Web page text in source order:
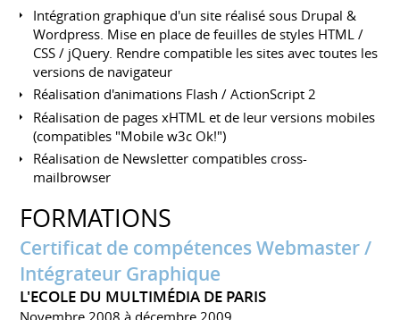
Intégration graphique d'un site réalisé sous Drupal &
Wordpress. Mise en place de feuilles de styles HTML /
CSS / jQuery. Rendre compatible les sites avec toutes les
versions de navigateur
Réalisation d'animations Flash / ActionScript 2
Réalisation de pages xHTML et de leur versions mobiles
(compatibles "Mobile w3c Ok!")
Réalisation de Newsletter compatibles cross-
mailbrowser
FORMATIONS
Certificat de compétences Webmaster /
Intégrateur Graphique
L'ECOLE DU MULTIMÉDIA DE PARIS
Novembre 2008 à décembre 2009